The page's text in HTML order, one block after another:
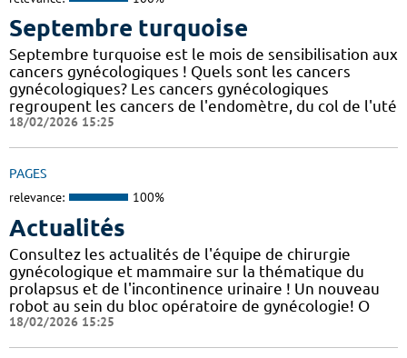
Septembre turquoise
Septembre turquoise est le mois de sensibilisation aux
cancers gynécologiques ! Quels sont les cancers
gynécologiques? Les cancers gynécologiques
regroupent les cancers de l'endomètre, du col de l'uté
18/02/2026 15:25
PAGES
relevance: 100%
Actualités
Consultez les actualités de l'équipe de chirurgie
gynécologique et mammaire sur la thématique du
prolapsus et de l'incontinence urinaire ! Un nouveau
robot au sein du bloc opératoire de gynécologie! O
18/02/2026 15:25